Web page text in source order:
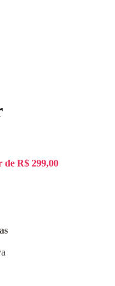
R$ 299,00